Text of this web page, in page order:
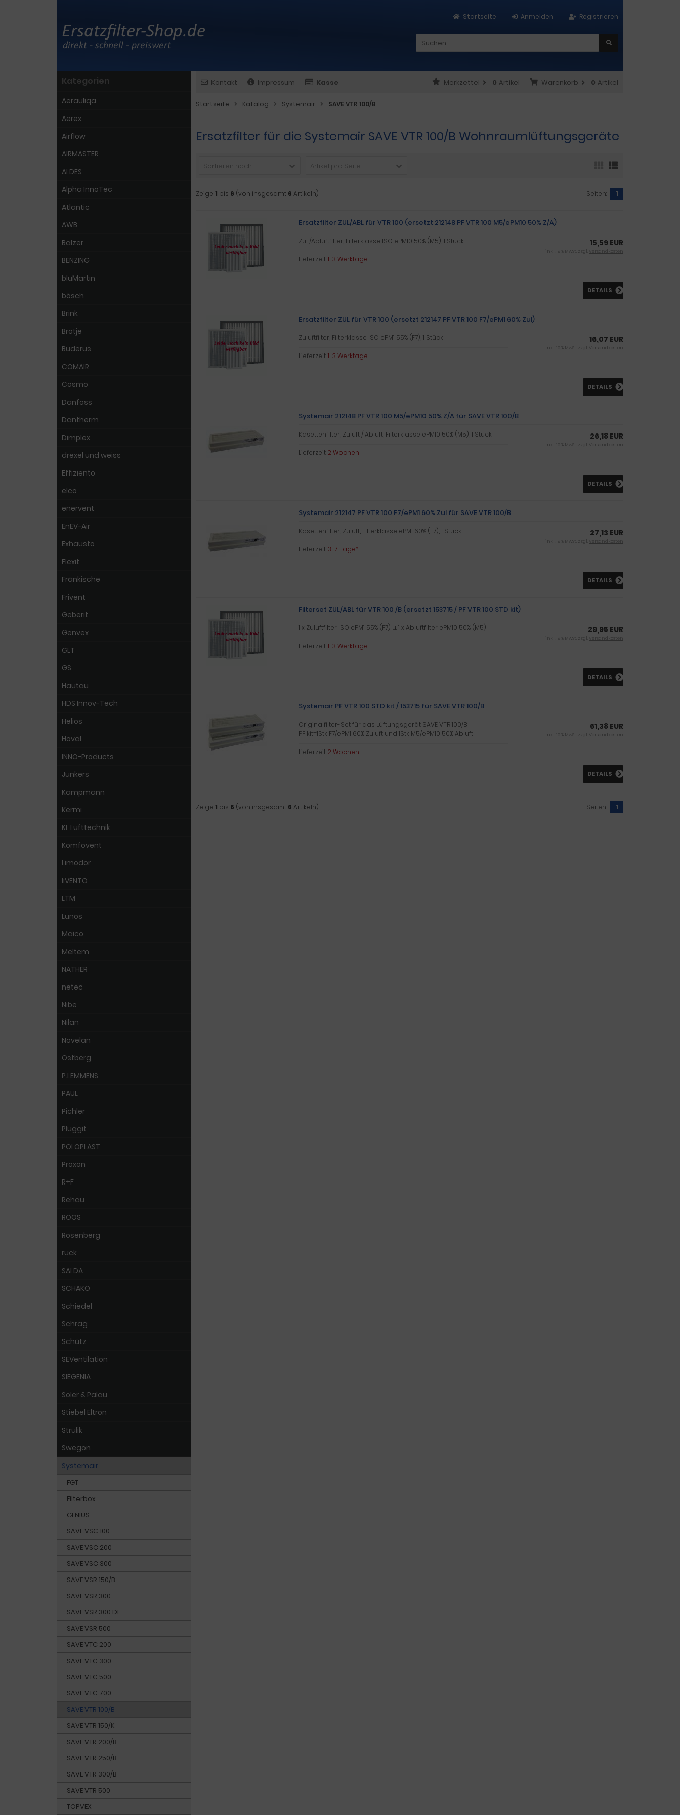
Registrieren
Anmelden
Startseite
Kontakt Impressum Kasse Warenkorb 0 Artikel
Merkzettel 0 Artikel
Startseite Katalog Systemair SAVE VTR 100/B
Ersatzfilter für die Systemair SAVE VTR 100/B Wohnraumlüftungsgeräte
Sortieren nach ... Artikel pro Seite
Zeige 1 bis 6 (von insgesamt 6 Artikeln) Seiten: 1
Ersatzfilter ZUL/ABL für VTR 100 (ersetzt 212148 PF VTR 100 M5/ePM10 50% Z/A)
Zu-/Abluftfilter, Filterklasse ISO ePM10 50% (M5), 1 Stück
Lieferzeit:1-3 Werktage
15,59 EUR
inkl. 19 % MwSt. zzgl. Versandkosten
DETAILS
Ersatzfilter ZUL für VTR 100 (ersetzt 212147 PF VTR 100 F7/ePM1 60% Zul)
Zuluftfilter, Filterklasse ISO ePM1 55% (F7), 1 Stück
Lieferzeit:1-3 Werktage
16,07 EUR
inkl. 19 % MwSt. zzgl. Versandkosten
DETAILS
Systemair 212148 PF VTR 100 M5/ePM10 50% Z/A für SAVE VTR 100/B
Kasettenfilter, Zuluft / Abluft, Filterklasse ePM10 50% (M5), 1 Stück
Lieferzeit:2 Wochen
26,18 EUR
inkl. 19 % MwSt. zzgl. Versandkosten
DETAILS
Systemair 212147 PF VTR 100 F7/ePM1 60% Zul für SAVE VTR 100/B
Kasettenfilter, Zuluft, Filterklasse ePM1 60% (F7), 1 Stück
Lieferzeit:3-7 Tage*
27,13 EUR
inkl. 19 % MwSt. zzgl. Versandkosten
DETAILS
Filterset ZUL/ABL für VTR 100 /B (ersetzt 153715 / PF VTR 100 STD kit)
1 x Zuluftfilter ISO ePM1 55% (F7) u. 1 x Abluftfilter ePM10 50% (M5)
Lieferzeit:1-3 Werktage
29,95 EUR
inkl. 19 % MwSt. zzgl. Versandkosten
DETAILS
Systemair PF VTR 100 STD kit / 153715 für SAVE VTR 100/B
Originalfilter-Set für das Lüftungsgerät SAVE VTR 100/B.
PF kit=1Stk F7/ePM1 60% Zuluft und 1Stk M5/ePM10 50% Abluft
Lieferzeit:2 Wochen
61,38 EUR
inkl. 19 % MwSt. zzgl. Versandkosten
DETAILS
Zeige 1 bis 6 (von insgesamt 6 Artikeln) Seiten: 1
Kategorien
Aerauliqa
Aerex
Airflow
AIRMASTER
ALDES
Alpha InnoTec
Atlantic
AWB
Balzer
BENZING
bluMartin
bösch
Brink
Brötje
Buderus
COMAIR
Cosmo
Danfoss
Dantherm
Dimplex
drexel und weiss
Effiziento
elco
enervent
EnEV-Air
Exhausto
Flexit
Fränkische
Frivent
Geberit
Genvex
GLT
GS
Hautau
HDS Innov-Tech
Helios
Hoval
INNO-Products
Junkers
Kampmann
Kermi
KL Lufttechnik
Komfovent
Limodor
liVENTO
LTM
Lunos
Maico
Meltem
NATHER
netec
Nibe
Nilan
Novelan
Östberg
P.LEMMENS
PAUL
Pichler
Pluggit
POLOPLAST
Proxon
R+F
Rehau
ROOS
Rosenberg
ruck
SALDA
SCHAKO
Schiedel
Schrag
Schütz
SEVentilation
SIEGENIA
Soler & Palau
Stiebel Eltron
Strulik
Swegon
Systemair
FGT
Filterbox
GENIUS
SAVE VSC 100
SAVE VSC 200
SAVE VSC 300
SAVE VSR 150/B
SAVE VSR 300
SAVE VSR 300 DE
SAVE VSR 500
SAVE VTC 200
SAVE VTC 300
SAVE VTC 500
SAVE VTC 700
SAVE VTR 100/B
SAVE VTR 150/K
SAVE VTR 200/B
SAVE VTR 250/B
SAVE VTR 300/B
SAVE VTR 500
TOPVEX